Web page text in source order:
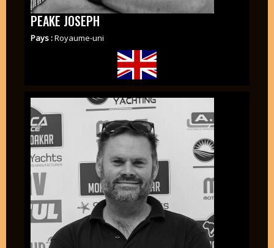
PEAKE JOSEPH
Pays :Royaume-uni